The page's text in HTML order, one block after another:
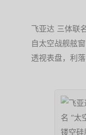
飞亚达 三体联
自太空战舰舷
透视表盘，利